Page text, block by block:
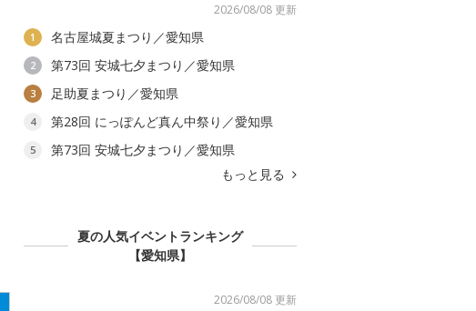
2026/08/08 更新
1 名古屋城夏まつり／愛知県
2 第73回 安城七夕まつり／愛知県
3 足助夏まつり／愛知県
4 第28回 にっぽんど真ん中祭り／愛知県
5
第73回 安城七夕まつり／愛知県
もっと見る
夏の人気イベントランキング
【愛知県】
2026/08/08 更新